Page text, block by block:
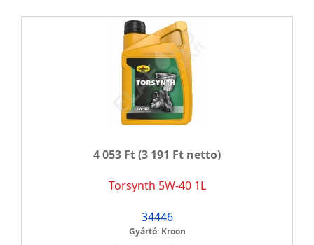
4 053 Ft(3 191 Ft netto)
Torsynth 5W-40 1L
34446
Gyártó: Kroon